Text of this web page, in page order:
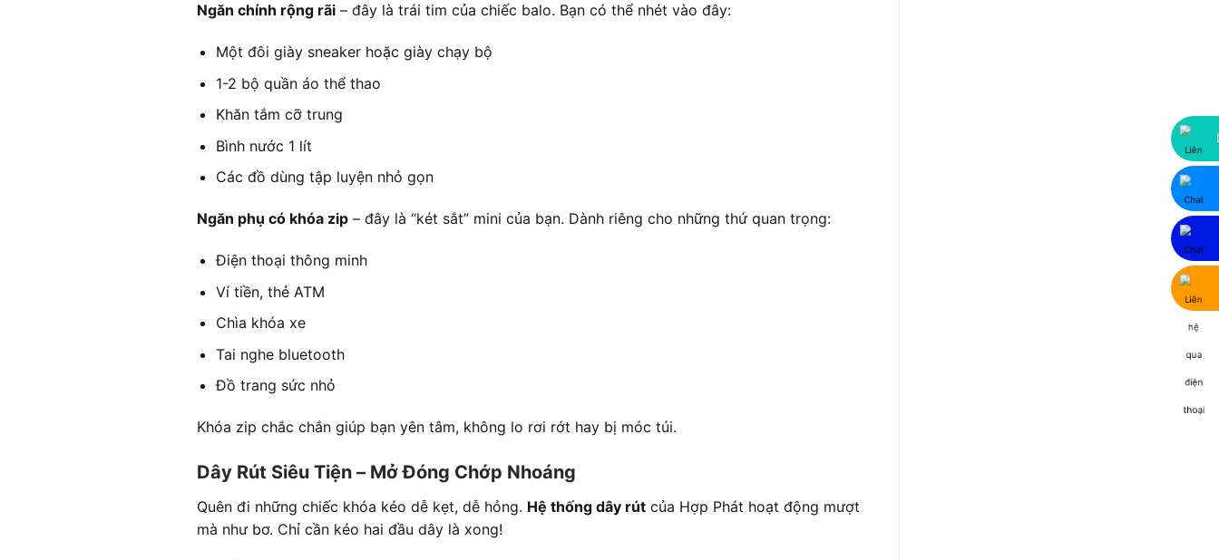
Ngăn chính rộng rãi– đây là trái tim của chiếc balo. Bạn có thể nhét vào đây:
Một đôi giày sneaker hoặc giày chạy bộ
1-2 bộ quần áo thể thao
Khăn tắm cỡ trung
Bình nước 1 lít
Các đồ dùng tập luyện nhỏ gọn
Ngăn phụ có khóa zip– đây là “két sắt” mini của bạn. Dành riêng cho những thứ quan trọng:
Điện thoại thông minh
Ví tiền, thẻ ATM
Chìa khóa xe
Tai nghe bluetooth
Đồ trang sức nhỏ
Khóa zip chắc chắn giúp bạn yên tâm, không lo rơi rớt hay bị móc túi.
Dây Rút Siêu Tiện – Mở Đóng Chớp Nhoáng
Quên đi những chiếc khóa kéo dễ kẹt, dễ hỏng. Hệ thống dây rútcủa Hợp Phát hoạt động mượt
mà như bơ. Chỉ cần kéo hai đầu dây là xong!